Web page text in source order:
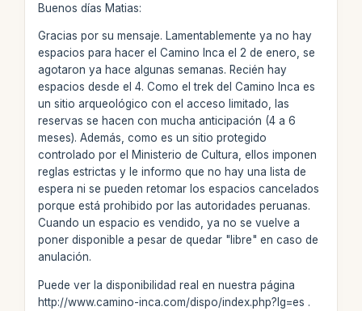
Buenos días Matias:
Gracias por su mensaje. Lamentablemente ya no hay
espacios para hacer el Camino Inca el 2 de enero, se
agotaron ya hace algunas semanas. Recién hay
espacios desde el 4. Como el trek del Camino Inca es
un sitio arqueológico con el acceso limitado, las
reservas se hacen con mucha anticipación (4 a 6
meses). Además, como es un sitio protegido
controlado por el Ministerio de Cultura, ellos imponen
reglas estrictas y le informo que no hay una lista de
espera ni se pueden retomar los espacios cancelados
porque está prohibido por las autoridades peruanas.
Cuando un espacio es vendido, ya no se vuelve a
poner disponible a pesar de quedar "libre" en caso de
anulación.
Puede ver la disponibilidad real en nuestra página
http://www.camino-inca.com/dispo/index.php?lg=es .